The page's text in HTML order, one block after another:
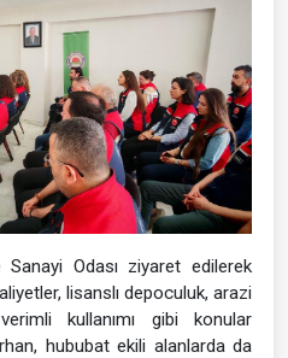
Odası ziyaret edilerek
lisanslı depoculuk, arazi
kullanımı gibi konular
hububat ekili alanlarda da